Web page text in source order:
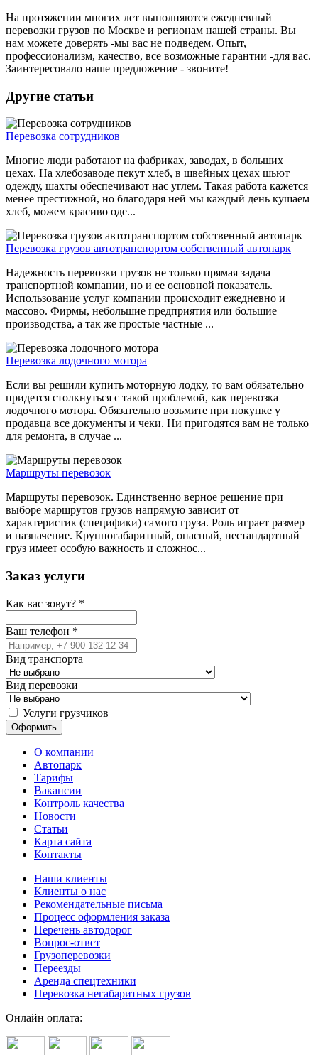
На протяжении многих лет выполняются ежедневный
перевозки грузов по Москве и регионам нашей страны. Вы
нам можете доверять -мы вас не подведем. Опыт,
профессионализм, качество, все возможные гарантии -для вас.
Заинтересовало наше предложение - звоните!
Другие статьи
Перевозка сотрудников
Многие люди работают на фабриках, заводах, в больших
цехах. На хлебозаводе пекут хлеб, в швейных цехах шьют
одежду, шахты обеспечивают нас углем. Такая работа кажется
менее престижной, но благодаря ней мы каждый день кушаем
хлеб, можем красиво оде...
Перевозка грузов автотранспортом собственный автопарк
Надежность перевозки грузов не только прямая задача
транспортной компании, но и ее основной показатель.
Использование услуг компании происходит ежедневно и
массово. Фирмы, небольшие предприятия или большие
производства, а так же простые частные ...
Перевозка лодочного мотора
Если вы решили купить моторную лодку, то вам обязательно
придется столкнуться с такой проблемой, как перевозка
лодочного мотора. Обязательно возьмите при покупке у
продавца все документы и чеки. Ни пригодятся вам не только
для ремонта, в случае ...
Маршруты перевозок
Маршруты перевозок. Единственно верное решение при
выборе маршрутов грузов напрямую зависит от
характеристик (специфики) самого груза. Роль играет размер
и назначение. Крупногабаритный, опасный, нестандартный
груз имеет особую важность и сложнос...
Заказ услуги
Как вас зовут? *
Ваш телефон *
Вид транспорта
Вид перевозки
Услуги грузчиков
О компании
Автопарк
Тарифы
Вакансии
Контроль качества
Новости
Статьи
Карта сайта
Контакты
Наши клиенты
Клиенты о нас
Рекомендательные письма
Процесс оформления заказа
Перечень автодорог
Вопрос-ответ
Грузоперевозки
Переезды
Аренда спецтехники
Перевозка негабаритных грузов
Онлайн оплата: